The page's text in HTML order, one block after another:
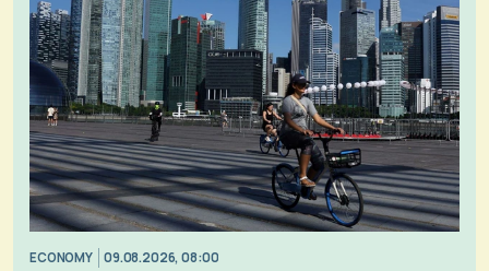
ECONOMY 09.08.2026, 08:00